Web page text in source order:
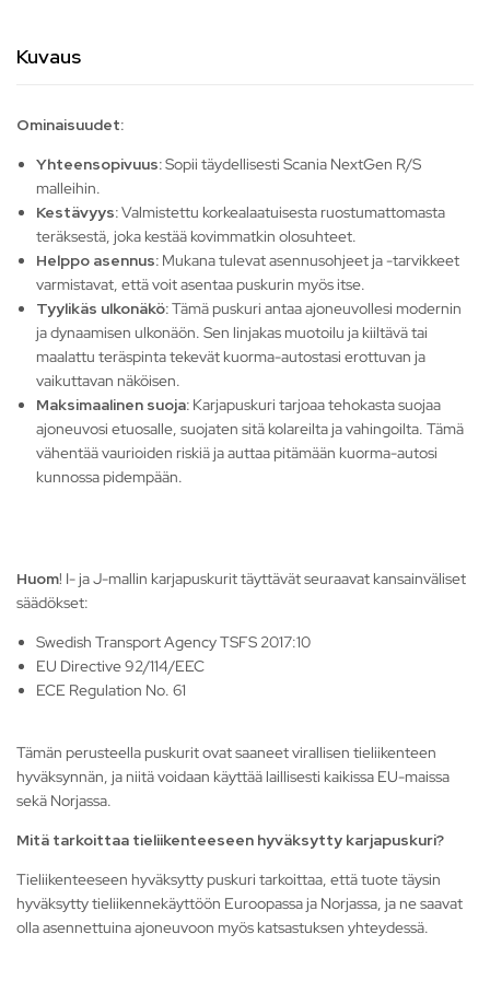
Kuvaus
Ominaisuudet:
Yhteensopivuus:Sopii täydellisesti Scania NextGen R/S
malleihin.
Kestävyys:Valmistettu korkealaatuisesta ruostumattomasta
teräksestä, joka kestää kovimmatkin olosuhteet.
Helppo asennus: Mukana tulevat asennusohjeet ja -tarvikkeet
varmistavat, että voit asentaa puskurin myös itse.
Tyylikäs ulkonäkö:Tämä puskuri antaa ajoneuvollesi modernin
ja dynaamisen ulkonäön. Sen linjakas muotoilu ja kiiltävä tai
maalattu teräspinta tekevät kuorma-autostasi erottuvan ja
vaikuttavan näköisen.
Maksimaalinen suoja: Karjapuskuri tarjoaa tehokasta suojaa
ajoneuvosi etuosalle, suojaten sitä kolareilta ja vahingoilta. Tämä
vähentää vaurioiden riskiä ja auttaa pitämään kuorma-autosi
kunnossa pidempään.
Huom! I- ja J-mallin karjapuskurit täyttävät seuraavat kansainväliset
säädökset:
Swedish Transport Agency TSFS 2017:10
EU Directive 92/114/EEC
ECE Regulation No. 61
Tämän perusteella puskurit ovat saaneet virallisen tieliikenteen
hyväksynnän, ja niitä voidaan käyttää laillisesti kaikissa EU-maissa
sekä Norjassa.
Mitä tarkoittaa tieliikenteeseen hyväksytty karjapuskuri?
Tieliikenteeseen hyväksytty puskuri tarkoittaa, että tuote täysin
hyväksytty tieliikennekäyttöön Euroopassa ja Norjassa, ja ne saavat
olla asennettuina ajoneuvoon myös katsastuksen yhteydessä.